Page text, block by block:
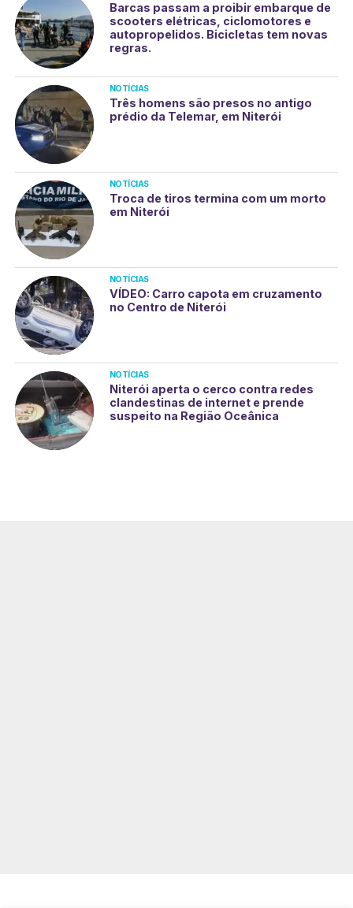
Barcas passam a proibir embarque de
scooters elétricas, ciclomotores e
autopropelidos. Bicicletas tem novas
regras.
NOTÍCIAS
Três homens são presos no antigo
prédio da Telemar, em Niterói
NOTÍCIAS
Troca de tiros termina com um morto
em Niterói
NOTÍCIAS
VÍDEO: Carro capota em cruzamento
no Centro de Niterói
NOTÍCIAS
Niterói aperta o cerco contra redes
clandestinas de internet e prende
suspeito na Região Oceânica